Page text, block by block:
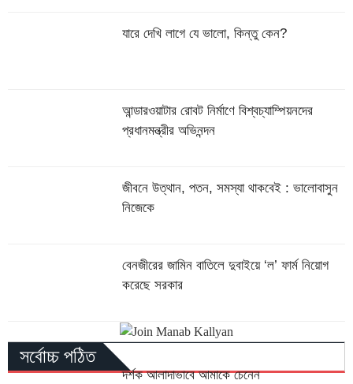
যারে দেখি লাগে যে ভালো, কিন্তু কেন?
আন্ডারওয়াটার রোবট নির্মাণে বিশ্বচ্যাম্পিয়নদের
প্রধানমন্ত্রীর অভিনন্দন
জীবনে উত্থান, পতন, সমস্যা থাকবেই : ভালোবাসুন
নিজেকে
বেনজীরের জামিন বাতিলে দুবাইয়ে ‌‘ল’ ফার্ম নিয়োগ
করেছে সরকার
সর্বোচ্চ পঠিত
দর্শক আলাদাভাবে আমাকে চেনেন